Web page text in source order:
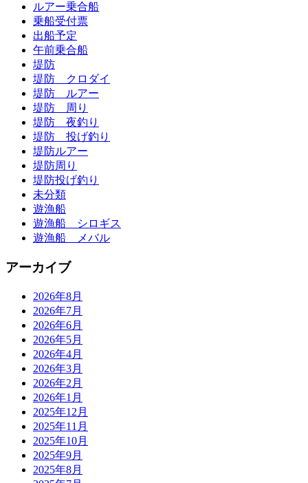
ルアー乗合船
乗船受付票
出船予定
午前乗合船
堤防
堤防 クロダイ
堤防 ルアー
堤防 周り
堤防 夜釣り
堤防 投げ釣り
堤防ルアー
堤防周り
堤防投げ釣り
未分類
遊漁船
遊漁船 シロギス
遊漁船 メバル
アーカイブ
2026年8月
2026年7月
2026年6月
2026年5月
2026年4月
2026年3月
2026年2月
2026年1月
2025年12月
2025年11月
2025年10月
2025年9月
2025年8月